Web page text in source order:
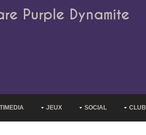
Purple Dynamite
JEUX SOCIAL CLUB